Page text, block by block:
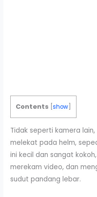
Contents [show
Tidak seperti kamera
melekat pada helm,
ini kecil dan sangat
merekam video, dan
sudut pandang lebar.